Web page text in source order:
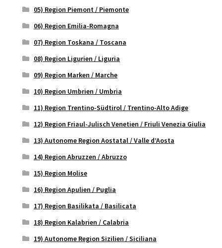
05) Region Piemont / Piemonte
06) Region Emilia-Romagna
07) Region Toskana / Toscana
08) Region Ligurien / Liguria
09) Region Marken / Marche
10) Region Umbrien / Umbria
11) Region Trentino-Südtirol / Trentino-Alto Adige
12) Region Friaul-Julisch Venetien / Friuli Venezia Giulia
13) Autonome Region Aostatal / Valle d’Aosta
14) Region Abruzzen / Abruzzo
15) Region Molise
16) Region Apulien / Puglia
17) Region Basilikata / Basilicata
18) Region Kalabrien / Calabria
19) Autonome Region Sizilien / Siciliana